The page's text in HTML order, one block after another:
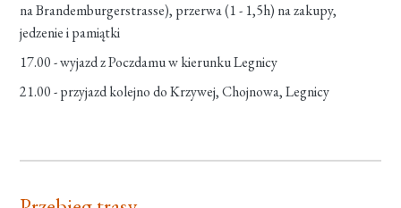
na Brandemburgerstrasse), przerwa (1 - 1,5h) na zakupy,
jedzenie i pamiątki
17.00 - wyjazd z Poczdamu w kierunku Legnicy
21.00 - przyjazd kolejno do Krzywej, Chojnowa, Legnicy